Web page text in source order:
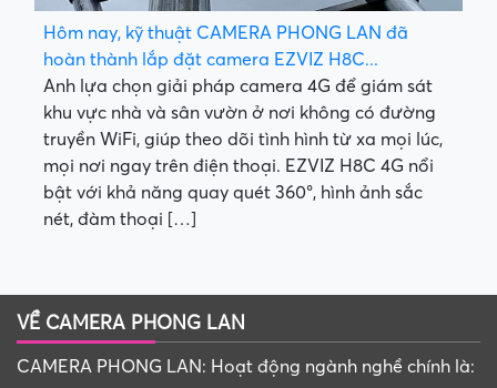
Hôm nay, kỹ thuật CAMERA PHONG LAN đã
hoàn thành lắp đặt camera EZVIZ H8C...
Anh lựa chọn giải pháp camera 4G để giám sát
khu vực nhà và sân vườn ở nơi không có đường
truyền WiFi, giúp theo dõi tình hình từ xa mọi lúc,
mọi nơi ngay trên điện thoại. EZVIZ H8C 4G nổi
bật với khả năng quay quét 360°, hình ảnh sắc
nét, đàm thoại […]
VỀ CAMERA PHONG LAN
CAMERA PHONG LAN: Hoạt động ngành nghề chính là: